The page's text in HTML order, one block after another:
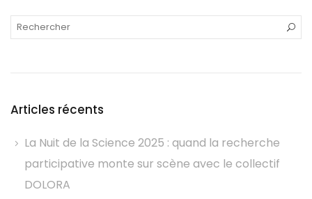
Articles récents
La Nuit de la Science 2025 : quand la recherche
participative monte sur scène avec le collectif
DOLORA